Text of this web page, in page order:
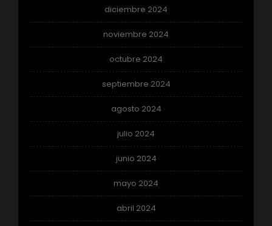
diciembre 2024
noviembre 2024
octubre 2024
septiembre 2024
agosto 2024
julio 2024
junio 2024
mayo 2024
abril 2024